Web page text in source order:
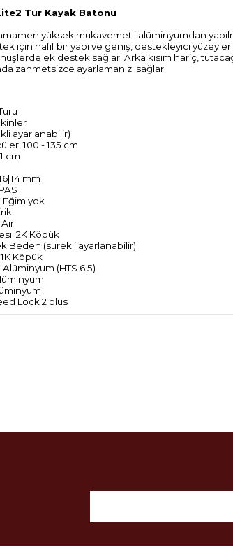
Tur Kayak Batonu
yüksek mukavemetli alüminyumdan
için hafif bir yapı ve geniş, destekleyici
ek destek sağlar. Arka kısım hariç,
zahmetsizce ayarlamanızı sağlar.
ayarlanabilir)
100 - 135 cm
cm
mm
yok
2K Köpük
Beden (sürekli ayarlanabilir)
Köpük
(HTS 6.5)
​​Lock 2 plus